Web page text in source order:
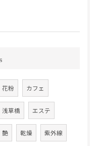
花粉 カフェ
浅草橋 エステ
艶 乾燥 紫外線